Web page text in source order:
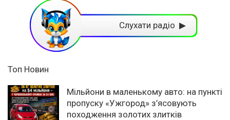
Слухати радіо ▶
Топ Новин
Мільйони в маленькому авто: на пункті
пропуску «Ужгород» з’ясовують
походження золотих злитків